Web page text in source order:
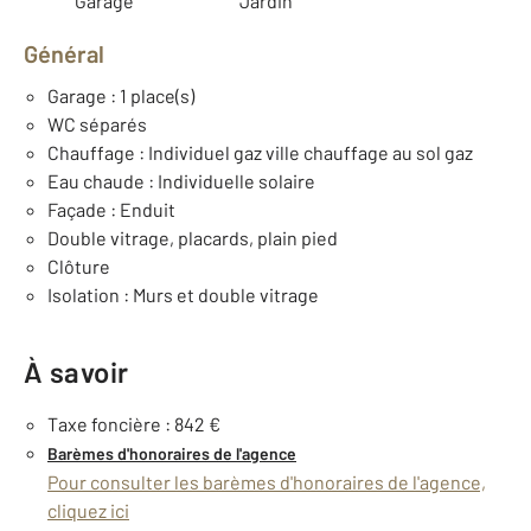
Général
Garage : 1 place(s)
WC séparés
Chauffage : Individuel gaz ville chauffage au sol gaz
Eau chaude : Individuelle solaire
Façade : Enduit
Double vitrage, placards, plain pied
Clôture
Isolation : Murs et double vitrage
À savoir
Taxe foncière : 842 €
Barèmes d'honoraires de l'agence
Pour consulter les barèmes d'honoraires de l'agence,
cliquez ici